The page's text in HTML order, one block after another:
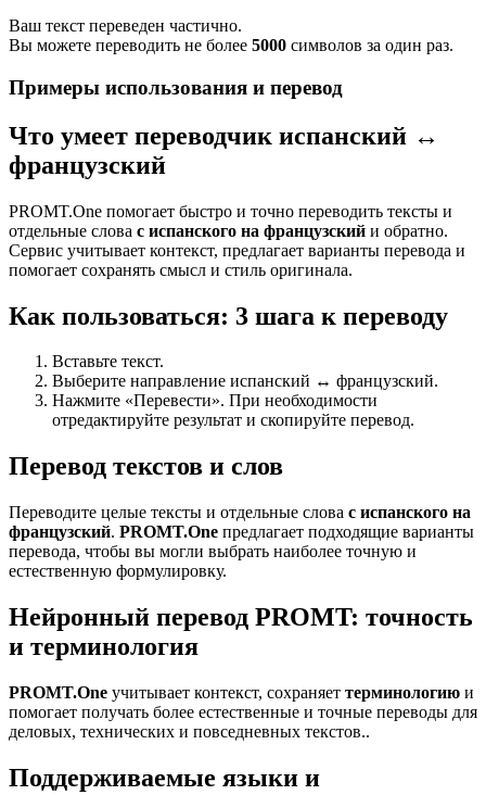
Ваш текст переведен частично.
Вы можете переводить не более 5000 символов за один раз.
Примеры использования и перевод
Что умеет переводчик испанский ↔
французский
PROMT.One помогает быстро и точно переводить тексты и
отдельные слова с испанского на французский и обратно.
Сервис учитывает контекст, предлагает варианты перевода и
помогает сохранять смысл и стиль оригинала.
Как пользоваться: 3 шага к переводу
Вставьте текст.
Выберите направление испанский ↔ французский.
Нажмите «Перевести». При необходимости
отредактируйте результат и скопируйте перевод.
Перевод текстов и слов
Переводите целые тексты и отдельные слова с испанского на
французский. PROMT.One предлагает подходящие варианты
перевода, чтобы вы могли выбрать наиболее точную и
естественную формулировку.
Нейронный перевод PROMT: точность
и терминология
PROMT.One учитывает контекст, сохраняет терминологию и
помогает получать более естественные и точные переводы для
деловых, технических и повседневных текстов..
Поддерживаемые языки и